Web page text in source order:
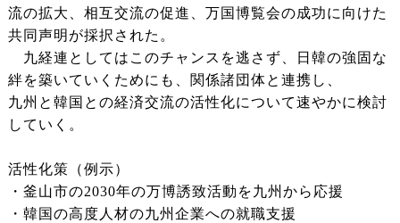
流の拡大、相互交流の促進、万国博覧会の成功に向けた
共同声明が採択された。
九経連としてはこのチャンスを逃さず、日韓の強固な
絆を築いていくためにも、関係諸団体と連携し、
九州と韓国との経済交流の活性化について速やかに検討
していく。
活性化策（例示）
・釜山市の2030年の万博誘致活動を九州から応援
・韓国の高度人材の九州企業への就職支援